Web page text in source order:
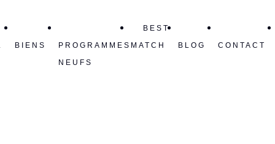
BIENS
PROGRAMMES
NEUFS
BEST
MATCH
BLOG CONTACT